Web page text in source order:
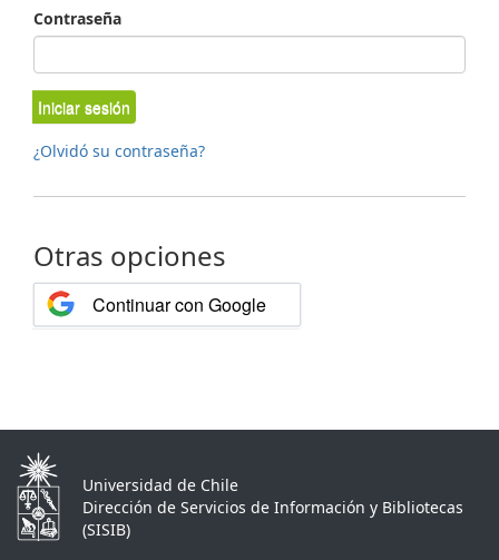
Contraseña
Iniciar sesión
¿Olvidó su contraseña?
Otras opciones
Continuar con Google
Universidad de Chile
Dirección de Servicios de Información y Bibliotecas
(SISIB)